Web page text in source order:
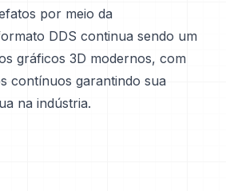
por meio da
DDS continua sendo um
gráficos 3D modernos, com
contínuos garantindo sua
na indústria.